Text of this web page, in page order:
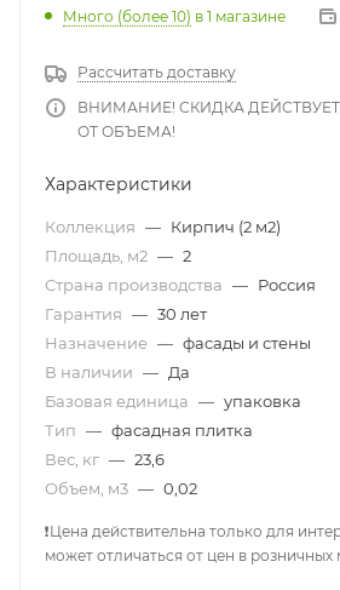
Много (более 10) в 1 магазине
Рассчитать доставку
ВНИМАНИЕ! СКИДКА
ОТ ОБЪЕМА!
Характеристики
Коллекция — Кирпич (2 м2)
Площадь, м2 — 2
Страна производства — Россия
Гарантия — 30 лет
Назначение — фасады и стены
В наличии — Да
Базовая единица — упаковка
Тип — фасадная плитка
Вес, кг — 23,6
Объем, м3 — 0,02
❗Цена действительна только для
может отличаться от цен в розничных